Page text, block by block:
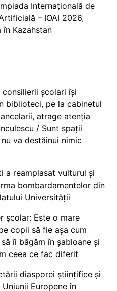
Internațională de
– IOAI 2026,
în Kazahstan
școlari își
biblioteci, pe la cabinetul
atrage atenția
/ Sunt spații
va destăinui nimic
a reamplasat vulturul și
bombardamentelor din
Universității
școlar: Este o mare
copii să fie așa cum
îi băgăm în șabloane și
ceea ce fac diferit
diasporei științifice și
Europene în